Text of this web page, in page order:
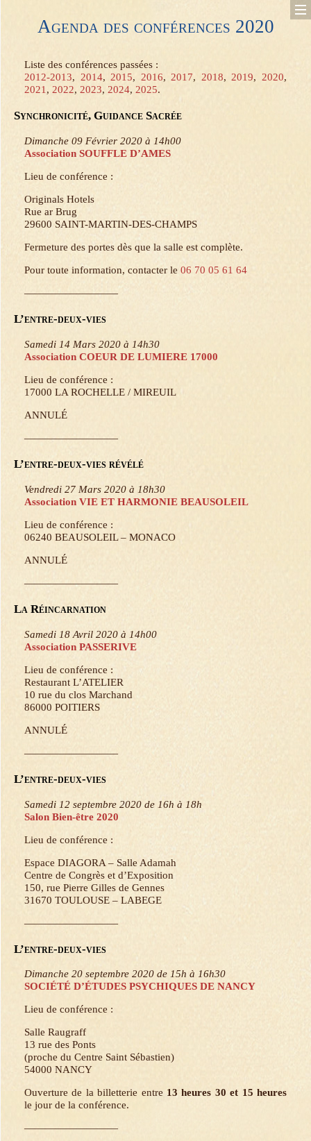
Agenda des conférences 2020
Liste des conférences passées :
2012-2013, 2014,2015, 2016,2017, 2018,2019,2020,
2021, 2022, 2023, 2024, 2025.
Synchronicité, Guidance Sacrée
Dimanche 09 Février 2020 à 14h00
Association SOUFFLE D’AMES
Lieu de conférence :
Originals Hotels
Rue ar Brug
29600 SAINT-MARTIN-DES-CHAMPS
Fermeture des portes dès que la salle est complète.
Pour toute information, contacter le 06 70 05 61 64
—————————
L’entre-deux-vies
Samedi 14 Mars 2020 à 14h30
Association COEUR DE LUMIERE 17000
Lieu de conférence :
17000 LA ROCHELLE / MIREUIL
ANNULÉ
—————————
L’entre-deux-vies révélé
Vendredi 27 Mars 2020 à 18h30
Association VIE ET HARMONIE BEAUSOLEIL
Lieu de conférence :
06240 BEAUSOLEIL – MONACO
ANNULÉ
—————————
La Réincarnation
Samedi 18 Avril 2020 à 14h00
Association PASSERIVE
Lieu de conférence :
Restaurant L’ATELIER
10 rue du clos Marchand
86000 POITIERS
ANNULÉ
—————————
L’entre-deux-vies
Samedi 12 septembre 2020 de 16h à 18h
Salon Bien-être 2020
Lieu de conférence :
Espace DIAGORA – Salle Adamah
Centre de Congrès et d’Exposition
150, rue Pierre Gilles de Gennes
31670 TOULOUSE – LABEGE
—————————
L’entre-deux-vies
Dimanche 20 septembre 2020 de 15h à 16h30
SOCIÉTÉ D’ÉTUDES PSYCHIQUES DE NANCY
Lieu de conférence :
Salle Raugraff
13 rue des Ponts
(proche du Centre Saint Sébastien)
54000 NANCY
Ouverture de la billetterie entre 13 heures 30 et 15 heures
le jour de la conférence.
—————————